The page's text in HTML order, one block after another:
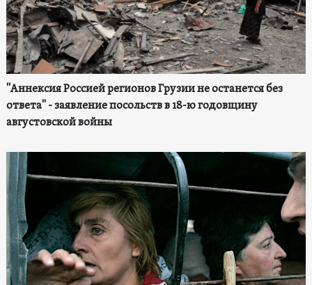
"Аннексия Россией регионов Грузии не останется без
ответа" - заявление посольств в 18-ю годовщину
августовской войны